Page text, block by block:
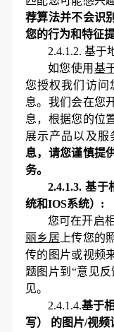
荐算法并不会识
您的行为和特征
2.4.1.2. 基于
如您使用 基
您授权我们访问
息。 我们 会在您
息， 根据您的位
展示产品以及服
息，请您谨慎提
务。
2.4.1.3. 基于
统和IOS系统） :
您可在开启
丽乡居 上传您的
传的图片或视频
题图片到 “意见反
见。
2.4.1.4.基于
写） 的图片/视频